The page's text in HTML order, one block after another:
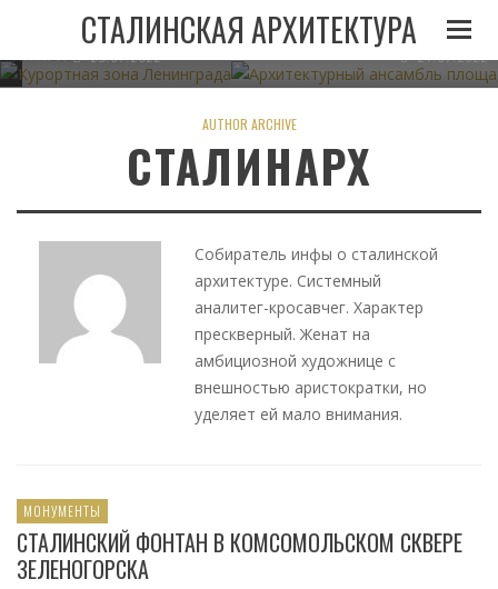
СТАЛИНСКАЯ АРХИТЕКТУРА
05.11.2022
ЛЕНИНГРАДА ПРИ
СТАЛИНЕ
23.07.2022
АРХИТЕКТУРНЫЙ АНСАМБЛЬ
В МИНСКЕ
21.07.2022
AUTHOR ARCHIVE
СТАЛИНАРХ
Собиратель инфы о сталинской
архитектуре. Системный
аналитег-кросавчег. Характер
прескверный. Женат на
амбициозной художнице с
внешностью аристократки, но
уделяет ей мало внимания.
МОНУМЕНТЫ
СТАЛИНСКИЙ ФОНТАН В КОМСОМОЛЬСКОМ СКВЕРЕ
ЗЕЛЕНОГОРСКА